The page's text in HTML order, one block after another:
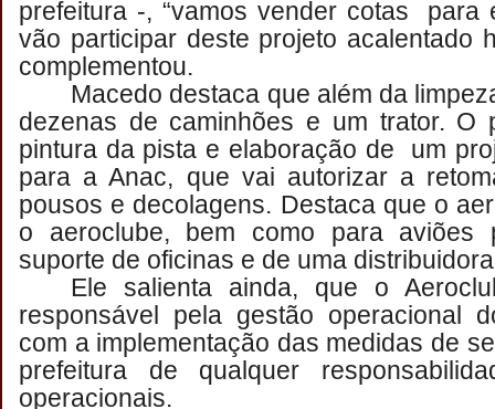
prefeitura -, “vamos vender cotas para
vão participar deste projeto acalentado
complementou.
Macedo destaca que além da
dezenas de caminhões e um trator.
pintura da pista e elaboração de um
para a Anac, que vai autorizar a
pousos e decolagens. Destaca que o
o aeroclube, bem como para aviões
suporte de oficinas e de uma
Ele salienta ainda, que o
responsável pela gestão operacional
com a implementação das medidas de
prefeitura de qualquer
operacionais.